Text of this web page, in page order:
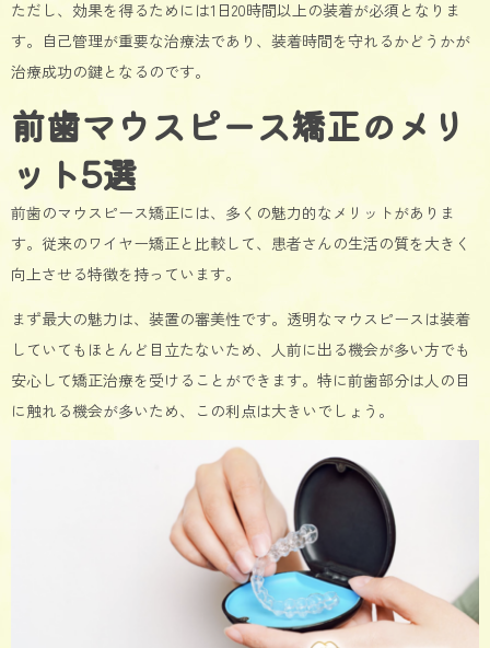
ただし、効果を得るためには1日20時間以上の装着が必須となりま
す。自己管理が重要な治療法であり、装着時間を守れるかどうかが
治療成功の鍵となるのです。
前歯マウスピース矯正のメリ
ット5選
前歯のマウスピース矯正には、多くの魅力的なメリットがありま
す。従来のワイヤー矯正と比較して、患者さんの生活の質を大きく
向上させる特徴を持っています。
まず最大の魅力は、装置の審美性です。透明なマウスピースは装着
していてもほとんど目立たないため、人前に出る機会が多い方でも
安心して矯正治療を受けることができます。特に前歯部分は人の目
に触れる機会が多いため、この利点は大きいでしょう。